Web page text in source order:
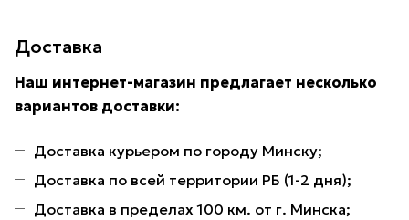
Доставка
Наш интернет-магазин предлагает несколько
вариантов доставки:
Доставка курьером по городу Минску;
Доставка по всей территории РБ (1-2 дня);
Доставка в пределах 100 км. от г. Минска;